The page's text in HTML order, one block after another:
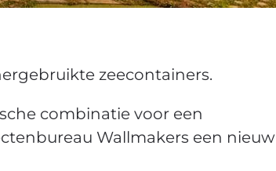
zeecontainers.
combinatie voor een
Wallmakers een nieuw